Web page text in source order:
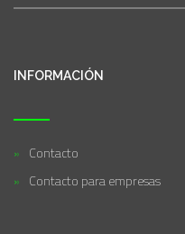
INFORMACIÓN
Contacto
Contacto para empresas